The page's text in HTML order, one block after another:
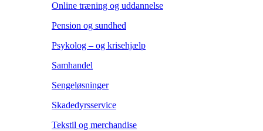
Online træning og uddannelse
Pension og sundhed
Psykolog – og krisehjælp
Samhandel
Sengeløsninger
Skadedyrsservice
Tekstil og merchandise